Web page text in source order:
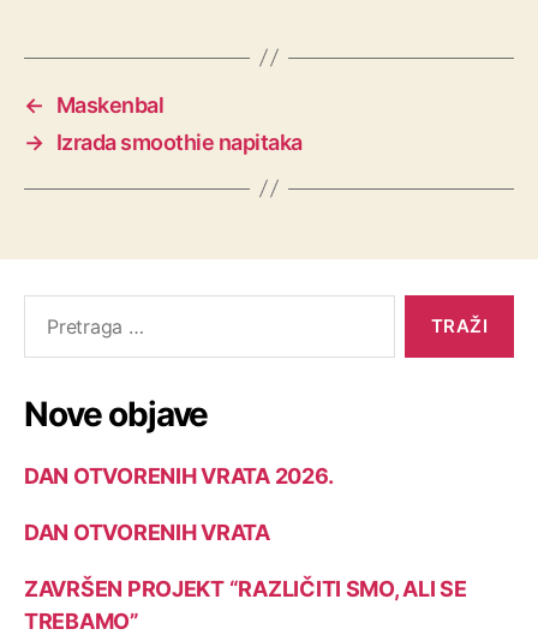
←
Maskenbal
→ Izrada smoothie napitaka
Nove objave
DAN OTVORENIH VRATA 2026.
DAN OTVORENIH VRATA
ZAVRŠEN PROJEKT “RAZLIČITI SMO, ALI SE
TREBAMO”